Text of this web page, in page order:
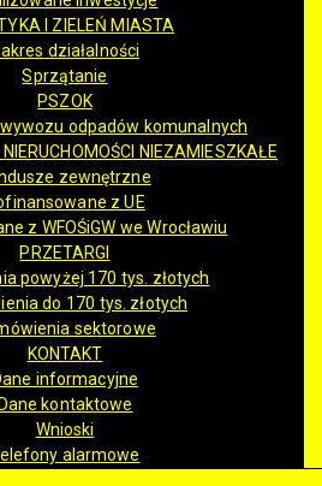
I ZIELEŃ MIASTA
działalności
Sprzątanie
PSZOK
odpadów komunalnych
NIEZAMIESZKAŁE
zewnętrzne
z UE
z WFOŚiGW we Wrocławiu
PRZETARGI
powyżej 170 tys. złotych
do 170 tys. złotych
sektorowe
KONTAKT
informacyjne
kontaktowe
Wnioski
alarmowe